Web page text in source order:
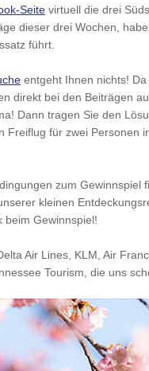
Seite virtuell die drei
dieser drei Wochen,
führt.
entgeht Ihnen nichts!
direkt bei den Beiträgen
Dann tragen Sie den
Freiflug für zwei Personen
zum Gewinnspiel
kleinen
beim Gewinnspiel!
Air Lines, KLM, Air
Tourism, die uns